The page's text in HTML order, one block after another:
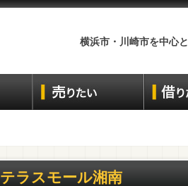
横浜市・川崎市を中心
テラスモール湘南